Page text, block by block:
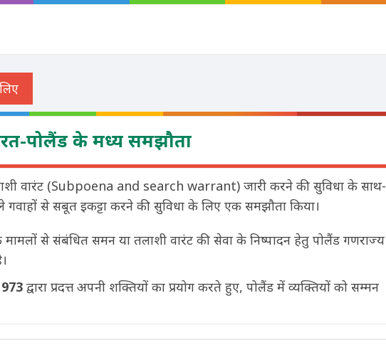
पोलैंड के मध्य समझौता
वारंट (Subpoena and search warrant) जारी करने की सुविधा के साथ-
से सबूत इकट्टा करने की सुविधा के लिए एक समझौता किया।
से संबंधित समन या तलाशी वारंट की सेवा के निष्पादन हेतु पोलैंड गणराज्य
द्वारा प्रदत्त अपनी शक्तियों का प्रयोग करते हुए, पोलैंड में व्यक्तियों को सम्मन